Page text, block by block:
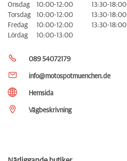
Onsdag
10:00-12:00
13:30-18:00
Torsdag
10:00-12:00
13:30-18:00
Fredag
10:00-12:00
13:30-18:00
Lördag
10:00-13:00
089 54072179
info@motospotmuenchen.de
Hemsida
Vägbeskrivning